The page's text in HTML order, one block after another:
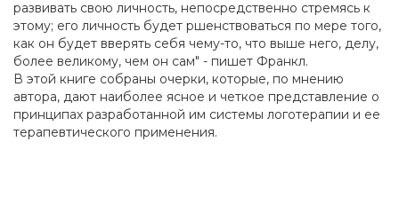
развивать свою личность, непосредственно стремясь к
этому; его личность будет ршенствоваться по мере того,
как он будет вверять себя чему-то, что выше него, делу,
более великому, чем он сам" - пишет Франкл.
В этой книге собраны очерки, которые, по мнению
автора, дают наиболее ясное и четкое представление о
принципах разработанной им системы логотерапии и ее
терапевтического применения.